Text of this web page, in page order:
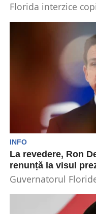
Florida interzice
INFO
La revedere, Ron
renunță la visul
Guvernatorul
prezidențiale. În